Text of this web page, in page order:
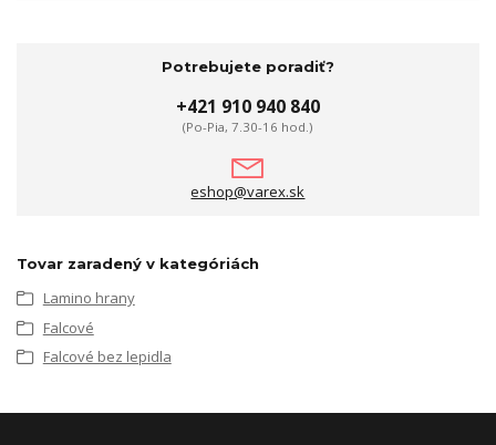
Potrebujete poradiť?
+421 910 940 840
(Po-Pia, 7.30-16 hod.)
eshop@varex.sk
Tovar zaradený v kategóriách
Lamino hrany
Falcové
Falcové bez lepidla